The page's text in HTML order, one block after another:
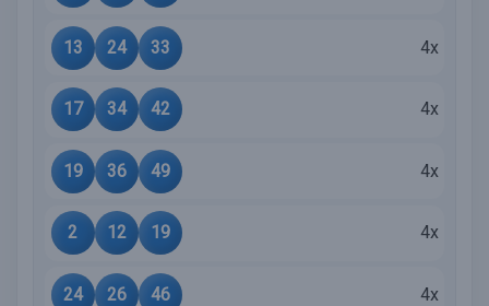
13 24 33 4x
17 34 42 4x
19 36 49 4x
2 12 19 4x
24 26 46 4x